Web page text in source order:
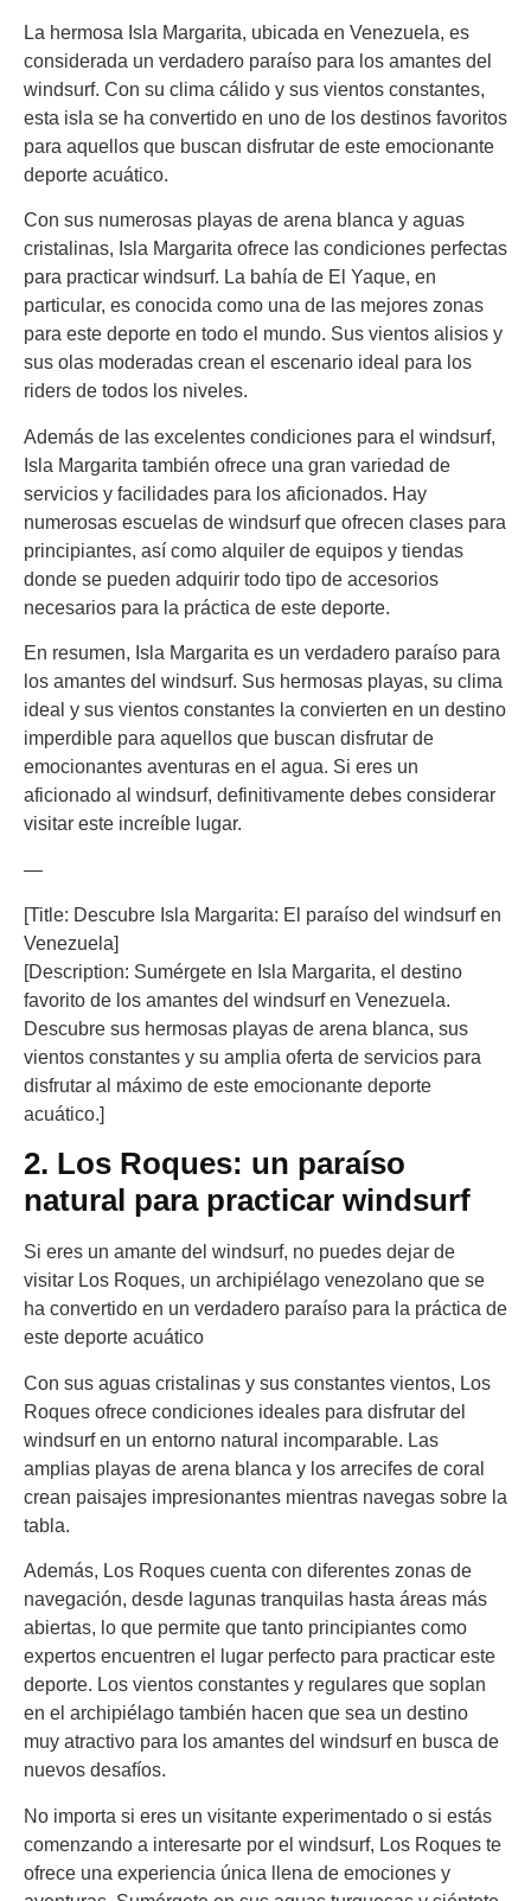
La hermosa Isla Margarita, ubicada en Venezuela, es
considerada un verdadero paraíso para los amantes del
windsurf. Con su clima cálido y sus vientos constantes,
esta isla se ha convertido en uno de los destinos favoritos
para aquellos que buscan disfrutar de este emocionante
deporte acuático.
Con sus numerosas playas de arena blanca y aguas
cristalinas, Isla Margarita ofrece las condiciones perfectas
para practicar windsurf. La bahía de El Yaque, en
particular, es conocida como una de las mejores zonas
para este deporte en todo el mundo. Sus vientos alisios y
sus olas moderadas crean el escenario ideal para los
riders de todos los niveles.
Además de las excelentes condiciones para el windsurf,
Isla Margarita también ofrece una gran variedad de
servicios y facilidades para los aficionados. Hay
numerosas escuelas de windsurf que ofrecen clases para
principiantes, así como alquiler de equipos y tiendas
donde se pueden adquirir todo tipo de accesorios
necesarios para la práctica de este deporte.
En resumen, Isla Margarita es un verdadero paraíso para
los amantes del windsurf. Sus hermosas playas, su clima
ideal y sus vientos constantes la convierten en un destino
imperdible para aquellos que buscan disfrutar de
emocionantes aventuras en el agua. Si eres un
aficionado al windsurf, definitivamente debes considerar
visitar este increíble lugar.
—
[Title: Descubre Isla Margarita: El paraíso del windsurf en
Venezuela]
[Description: Sumérgete en Isla Margarita, el destino
favorito de los amantes del windsurf en Venezuela.
Descubre sus hermosas playas de arena blanca, sus
vientos constantes y su amplia oferta de servicios para
disfrutar al máximo de este emocionante deporte
acuático.]
2. Los Roques: un paraíso
natural para practicar windsurf
Si eres un amante del windsurf, no puedes dejar de
visitar Los Roques, un archipiélago venezolano que se
ha convertido en un verdadero paraíso para la práctica de
este deporte acuático
Con sus aguas cristalinas y sus constantes vientos, Los
Roques ofrece condiciones ideales para disfrutar del
windsurf en un entorno natural incomparable. Las
amplias playas de arena blanca y los arrecifes de coral
crean paisajes impresionantes mientras navegas sobre la
tabla.
Además, Los Roques cuenta con diferentes zonas de
navegación, desde lagunas tranquilas hasta áreas más
abiertas, lo que permite que tanto principiantes como
expertos encuentren el lugar perfecto para practicar este
deporte. Los vientos constantes y regulares que soplan
en el archipiélago también hacen que sea un destino
muy atractivo para los amantes del windsurf en busca de
nuevos desafíos.
No importa si eres un visitante experimentado o si estás
comenzando a interesarte por el windsurf, Los Roques te
ofrece una experiencia única llena de emociones y